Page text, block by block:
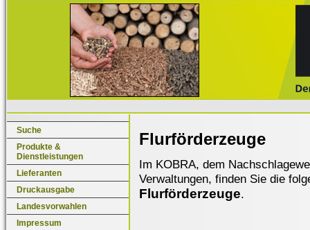
Suche
Produkte &
Dienstleistungen
Lieferanten
Druckausgabe
Landesvorwahlen
Impressum
Flurförderzeuge
Im KOBRA, dem
Verwaltungen, finden Sie die
Flurförderzeuge.